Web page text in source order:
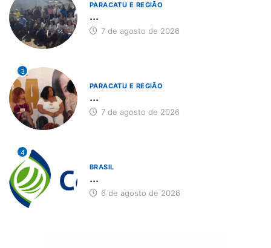
PARACATU E REGIÃO
...
7 de agosto de 2026
3
PARACATU E REGIÃO
...
7 de agosto de 2026
4
BRASIL
...
6 de agosto de 2026